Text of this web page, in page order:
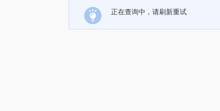
正在查询中，请刷新重试